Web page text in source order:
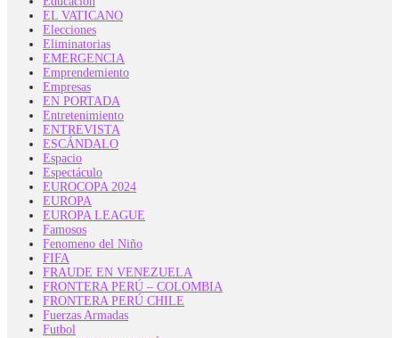
EL VATICANO
Elecciones
Eliminatorias
EMERGENCIA
Emprendemiento
Empresas
EN PORTADA
Entretenimiento
ENTREVISTA
ESCÁNDALO
Espacio
Espectáculo
EUROCOPA 2024
EUROPA
EUROPA LEAGUE
Famosos
Fenomeno del Niño
FIFA
FRAUDE EN VENEZUELA
FRONTERA PERÚ – COLOMBIA
FRONTERA PERÚ CHILE
Fuerzas Armadas
Futbol